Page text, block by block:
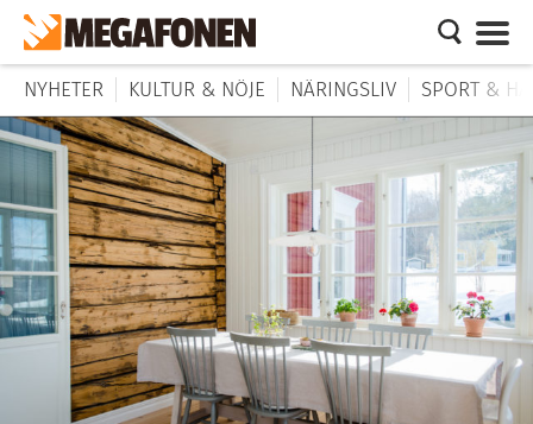
NYHETER KULTUR & NÖJE NÄRINGSLIV SPORT &